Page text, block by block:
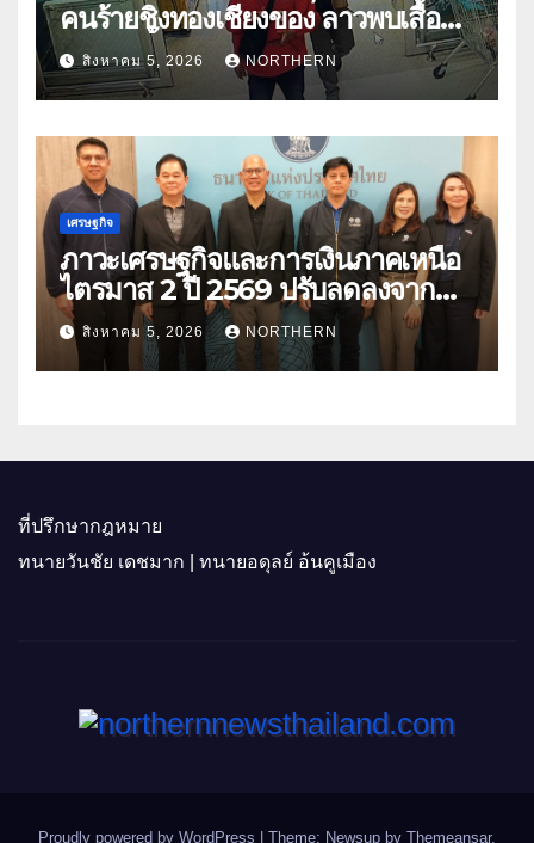
คนร้ายชิงทองเชียงของ ลาวพบเสื้อผ้า
คนร้ายตั้งจุดตรวจตามเส้นทาง
สิงหาคม 5, 2026 NORTHERN
เศรษฐกิจ
ภาวะเศรษฐกิจและการเงินภาคเหนือ
ไตรมาส 2 ปี 2569 ปรับลดลงจาก
ราคาพลังงาน ค่าครองชีพ
สิงหาคม 5, 2026 NORTHERN
ที่ปรึกษากฎหมาย
ทนายวันชัย เดชมาก | ทนายอดุลย์ อ้นคูเมือง
Proudly powered by WordPress Theme: Newsup by Themeansar.